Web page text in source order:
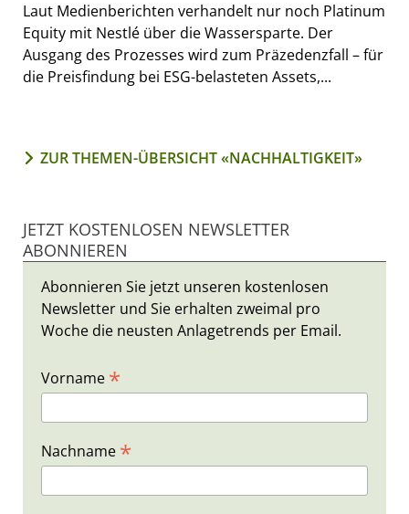
Laut Medienberichten verhandelt nur noch Platinum
Equity mit Nestlé über die Wassersparte. Der
Ausgang des Prozesses wird zum Präzedenzfall – für
die Preisfindung bei ESG-belasteten Assets,...
ZUR THEMEN-ÜBERSICHT «NACHHALTIGKEIT»
JETZT KOSTENLOSEN NEWSLETTER
ABONNIEREN
Abonnieren Sie jetzt unseren kostenlosen
Newsletter und Sie erhalten zweimal pro
Woche die neusten Anlagetrends per Email.
Vorname *
Nachname *